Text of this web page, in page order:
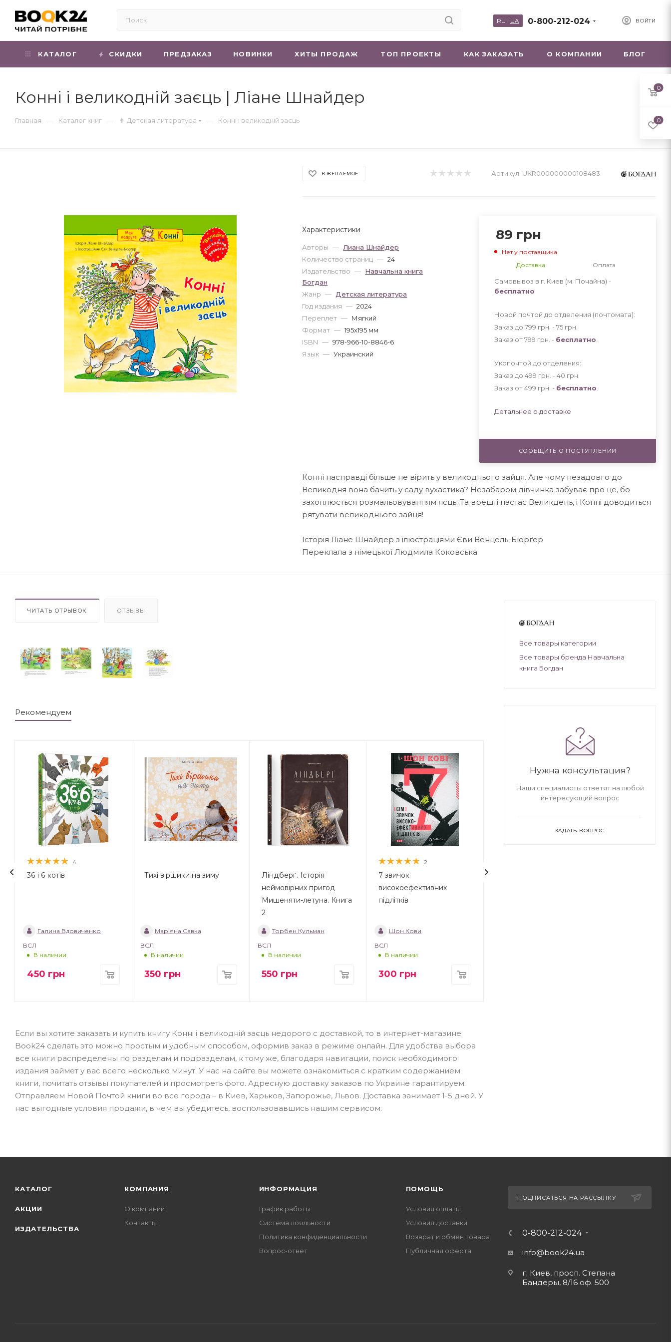
ВОЙТИ
0-800-212-024
RU | UA
КАТАЛОГ СКИДКИ ПРЕДЗАКАЗ НОВИНКИ ХИТЫ ПРОДАЖ ТОП ПРОЕКТЫ КАК ЗАКАЗАТЬ О КОМПАНИИ БЛОГ
Конні і великодній заєць | Ліане Шнайдер
Главная — Каталог книг — 👨 Детская литература — Конні і великодній заєць
В ЖЕЛАЕМОЕ Артикул: UKR000000000108483
Характеристики
Авторы — Лиана Шнайдер
Количество страниц — 24
Издательство — Навчальна книга
Богдан
Жанр — Детская литература
Год издания — 2024
Переплет — Мягкий
Формат — 195x195 мм
ISBN — 978-966-10-8846-6
Язык — Украинский
89 грн
Нет у поставщика
Доставка
Оплата
Самовывоз в г. Киев (м. Почайна) -
бесплатно
Новой почтой до отделения (почтомата):
Заказ до 799 грн. - 75 грн
Заказ от 799 грн. - бесплатно
Укрпочтой до отделения:
Заказ до 499 грн. - 40 грн
Заказ от 499 грн. - бесплатно
Детальнее о доставке
СООБЩИТЬ О ПОСТУПЛЕНИИ
Конні насправді більше не вірить у великоднього зайця. Але чому незадовго до
Великодня вона бачить у саду вухастика? Незабаром дівчинка забуває про це, бо
захоплюється розмальовуванням яєць. Та врешті настає Великдень, і Конні доводиться
рятувати великоднього зайця!
Історія Ліане Шнайдер з ілюстраціями Єви Венцель-Бюрґер
Переклала з німецької Людмила Коковська
ЧИТАТЬ ОТРЫВОК ОТЗЫВЫ
Рекомендуем
4
36 і 6 котів
Галина Вдовиченко
ВСЛ
В наличии
450 грн
Тихі віршики на зиму
Мар’яна Савка
ВСЛ
В наличии
350 грн
Ліндберґ. Історія
неймовірних пригод
Мишеняти-летуна. Книга
2
Торбен Кульман
ВСЛ
В наличии
550 грн
2
7 звичок
високоефективних
підлітків
Шон Кови
ВСЛ
В наличии
300 грн
Если вы хотите заказать и купить книгу Конні і великодній заєць недорого с доставкой, то в интернет-магазине
Book24 сделать это можно простым и удобным способом, оформив заказ в режиме онлайн. Для удобства выбора
все книги распределены по разделам и подразделам, к тому же, благодаря навигации, поиск необходимого
издания займет у вас всего несколько минут. У нас на сайте вы можете ознакомиться с кратким содержанием
книги, почитать отзывы покупателей и просмотреть фото. Адресную доставку заказов по Украине гарантируем.
Отправляем Новой Почтой книги во все города – в Киев, Харьков, Запорожье, Львов. Доставка занимает 1-5 дней. У
нас выгодные условия продажи, в чем вы убедитесь, воспользовавшись нашим сервисом.
Все товары категории
Все товары бренда Навчальна
книга Богдан
Нужна консультация?
Наши специалисты ответят на любой
интересующий вопрос
ЗАДАТЬ ВОПРОС
КАТАЛОГ
АКЦИИ
ИЗДАТЕЛЬСТВА
КОМПАНИЯ
О компании
Контакты
ИНФОРМАЦИЯ
График работы
Система лояльности
Политика конфиденциальности
Вопрос-ответ
ПОМОЩЬ
Условия оплаты
Условия доставки
Возврат и обмен товара
Публичная оферта
ПОДПИСАТЬСЯ НА РАССЫЛКУ
0-800-212-024
info@book24.ua
г. Киев, просп. Степана
Бандеры, 8/16 оф. 500
0
0